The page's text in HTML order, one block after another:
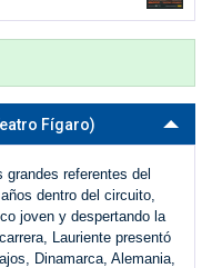
Fígaro)
grandes referentes del
dentro del circuito,
joven y despertando la
Lauriente presentó
Dinamarca, Alemania,